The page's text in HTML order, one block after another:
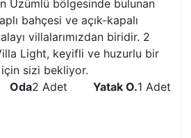
Üzümlü bölgesinde bulunan
bahçesi ve açık-kapalı
villalarımızdan biridir. 2
Light, keyifli ve huzurlu bir
sizi bekliyor.
Oda2 Adet Yatak O.1 Adet